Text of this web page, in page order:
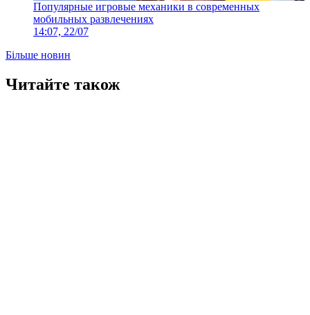
Популярные игровые механики в современных
мобильных развлечениях
14:07, 22/07
Більше новин
Читайте також